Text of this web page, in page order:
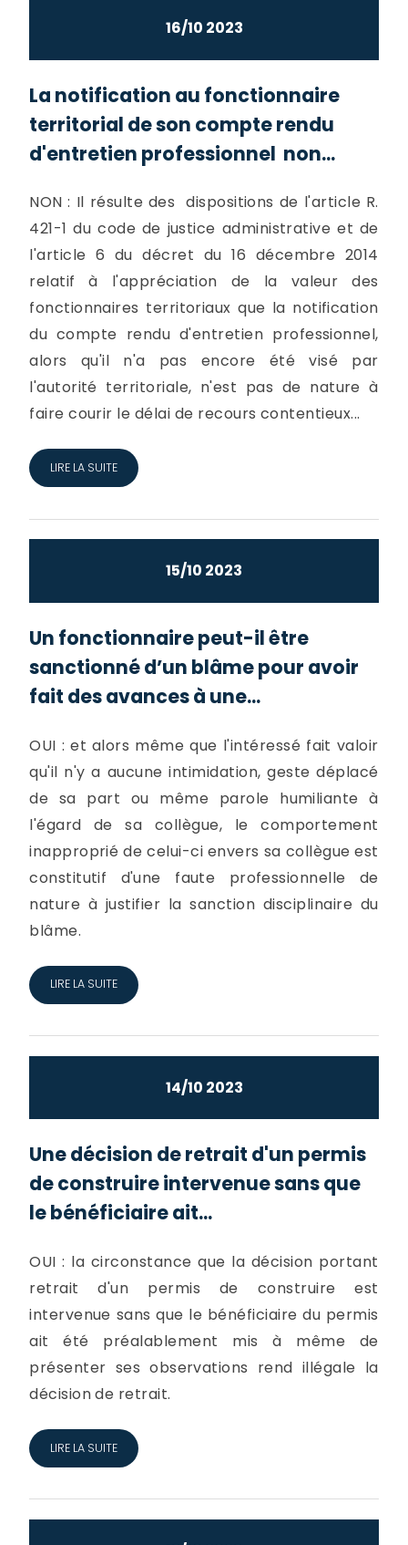
16/10 2023
La notification au fonctionnaire
territorial de son compte rendu
d'entretien professionnel non...
NON : Il résulte des dispositions de l'article R.
421-1 du code de justice administrative et de
l'article 6 du décret du 16 décembre 2014
relatif à l'appréciation de la valeur des
fonctionnaires territoriaux que la notification
du compte rendu d'entretien professionnel,
alors qu'il n'a pas encore été visé par
l'autorité territoriale, n'est pas de nature à
faire courir le délai de recours contentieux...
LIRE LA SUITE
15/10 2023
Un fonctionnaire peut-il être
sanctionné d’un blâme pour avoir
fait des avances à une...
OUI : et alors même que l'intéressé fait valoir
qu'il n'y a aucune intimidation, geste déplacé
de sa part ou même parole humiliante à
l'égard de sa collègue, le comportement
inapproprié de celui-ci envers sa collègue est
constitutif d'une faute professionnelle de
nature à justifier la sanction disciplinaire du
blâme.
LIRE LA SUITE
14/10 2023
Une décision de retrait d'un permis
de construire intervenue sans que
le bénéficiaire ait...
OUI : la circonstance que la décision portant
retrait d'un permis de construire est
intervenue sans que le bénéficiaire du permis
ait été préalablement mis à même de
présenter ses observations rend illégale la
décision de retrait.
LIRE LA SUITE